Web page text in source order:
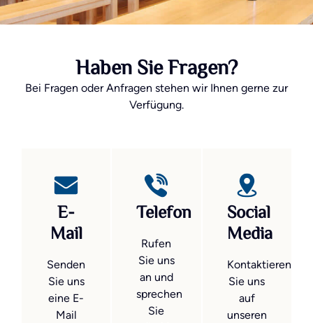
Haben Sie Fragen?
Bei Fragen oder Anfragen stehen wir Ihnen gerne zur
Verfügung.
E-
Mail
Senden
Sie uns
eine E-
Mail
Telefon
Rufen
Sie uns
an und
sprechen
Sie
Social
Media
Kontaktieren
Sie uns
auf
unseren